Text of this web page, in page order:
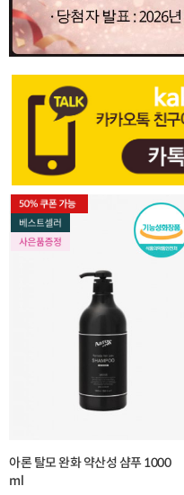
아론 탈모 완화 약산성 샴푸 1000
ml